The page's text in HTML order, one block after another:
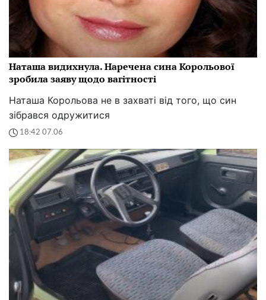
Наташа видихнула. Наречена сина Корольової
зробила заяву щодо вагітності
Наташа Корольова не в захваті від того, що син
зібрався одружитися
18:42 07.06